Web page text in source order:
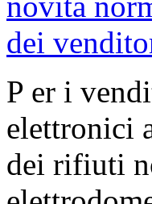
P er i
elettronici
dei rifiuti